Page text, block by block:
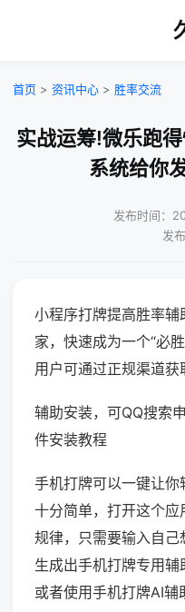
首页 > 资讯中心 > 胜率交流
实战运筹!微乐跑
系统给你
发布时间：
发
小程序打牌提高胜率
家，快速成为一个“必
用户可通过正规渠道获
辅助安装，可QQ搜索
件安装教程
手机打牌可以一键让你
十分简单，打开这个
规律，只需要输入自
生成出手机打牌专用
或者使用手机打牌AI辅